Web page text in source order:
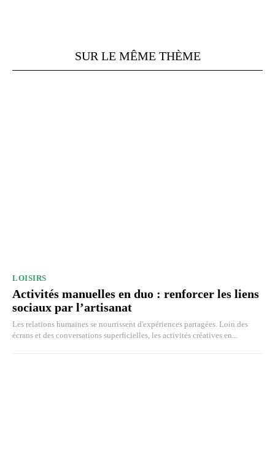
SUR LE MÊME THÈME
LOISIRS
Activités manuelles en duo : renforcer les liens
sociaux par l’artisanat
Les relations humaines se nourrissent d'expériences partagées. Loin des
écrans et des conversations superficielles, les activités créatives en...